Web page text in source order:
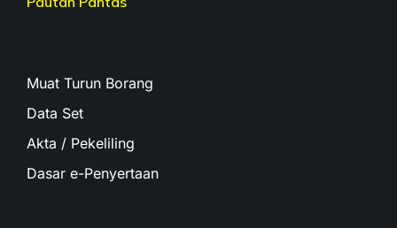
Muat Turun Borang
Data Set
Akta / Pekeliling
Dasar e-Penyertaan